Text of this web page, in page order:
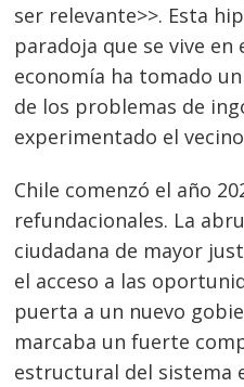
ser relevante>>. Esta
paradoja que se vive en
economía ha tomado
de los problemas de
experimentado el
Chile comenzó el año
refundacionales. La
ciudadana de mayor
el acceso a las
puerta a un nuevo
marcaba un fuerte
estructural del sistema
Navegación
de
entradas